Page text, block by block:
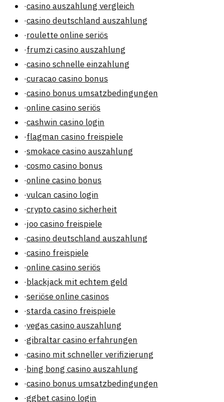
·casino auszahlung vergleich
·casino deutschland auszahlung
·roulette online seriös
·frumzi casino auszahlung
·casino schnelle einzahlung
·curacao casino bonus
·casino bonus umsatzbedingungen
·online casino seriös
·cashwin casino login
·flagman casino freispiele
·smokace casino auszahlung
·cosmo casino bonus
·online casino bonus
·vulcan casino login
·crypto casino sicherheit
·joo casino freispiele
·casino deutschland auszahlung
·casino freispiele
·online casino seriös
·blackjack mit echtem geld
·seriöse online casinos
·starda casino freispiele
·vegas casino auszahlung
·gibraltar casino erfahrungen
·casino mit schneller verifizierung
·bing bong casino auszahlung
·casino bonus umsatzbedingungen
·ggbet casino login